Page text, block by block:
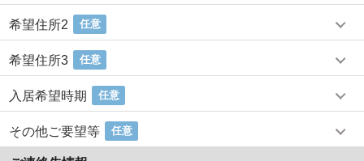
希望住所2 任意
希望住所3 任意
入居希望時期 任意
その他ご要望等 任意